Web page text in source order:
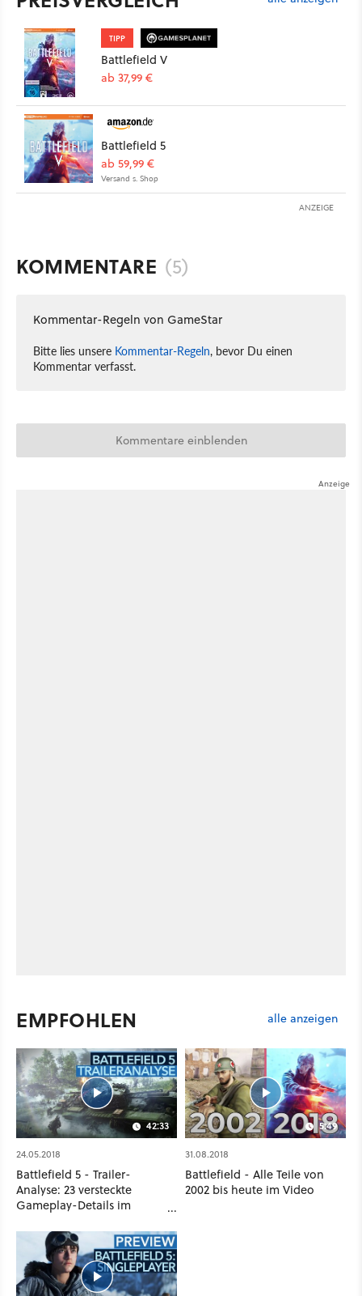
TIPP
Battlefield V
ab 37,99 €
Battlefield 5
ab 59,99 €
Versand s. Shop
ANZEIGE
KOMMENTARE (5)
Kommentar-Regeln von GameStar
Bitte lies unsere Kommentar-Regeln, bevor Du einen
Kommentar verfasst.
Kommentare einblenden
EMPFOHLEN alle anzeigen
42:33
24.05.2018
Battlefield 5 - Trailer-
Analyse: 23 versteckte
Gameplay-Details im
5:49
31.08.2018
Battlefield - Alle Teile von
2002 bis heute im Video